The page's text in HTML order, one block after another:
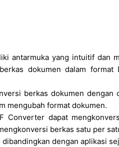
antarmuka yang intuitif dan
dokumen dalam format
berkas dokumen dengan
mengubah format dokumen.
Converter dapat
berkas satu per
dengan aplikasi